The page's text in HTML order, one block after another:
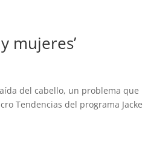
mujeres’
del cabello, un problema que
Tendencias del programa Jacke